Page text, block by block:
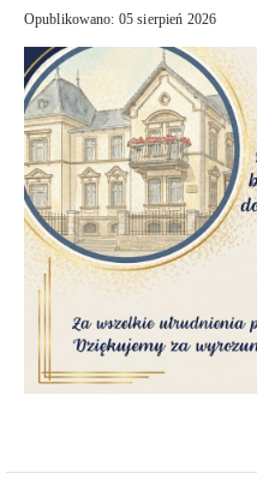
Opublikowano: 05 sierpień 2026